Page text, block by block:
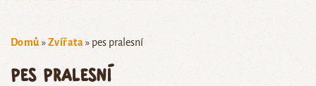
Domů »Zvířata» pes pralesní
pes pralesní